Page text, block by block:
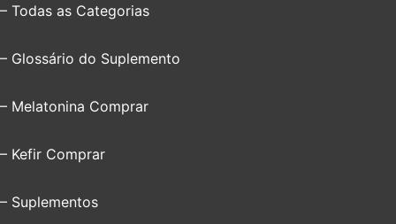
– Todas as Categorias
– Glossário do Suplemento
– Melatonina Comprar
– Kefir Comprar
– Suplementos